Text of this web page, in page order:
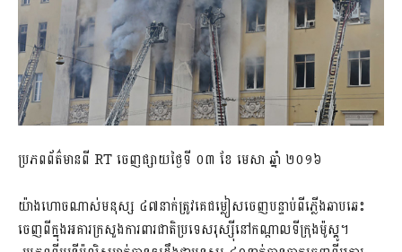
ប្រភពព័ត៌មានពី​ RT ចេញផ្សាយថ្ងៃទី ០៣ ខែ មេសា ឆ្នាំ ២០១៦
យ៉ាងហោចណាស់មនុស្ស ៤៧នាក់ត្រូវគេជម្លៀសចេញបន្ទាប់ពីភ្លើងឆាបឆេះ
ចេញពីក្នុងអគារក្រសួងការពារជាតិប្រទេសរុស្ស៊ីនៅកណ្តាលទីក្រុងម៉ូស្គូ។